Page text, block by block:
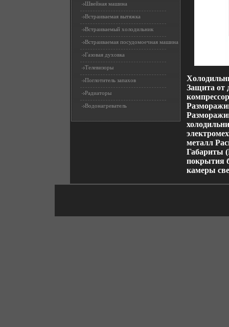
Швейная машина
Встраиваемая вытяжка
Встраиваемый холодильник
Встраиваемая посудомоечная машина
Газовая духовка
Телевизоры
Поглотитель запахов
Радиаторы
Водонагреватель
Защита от
металл
Габариты
покрытия
камеры